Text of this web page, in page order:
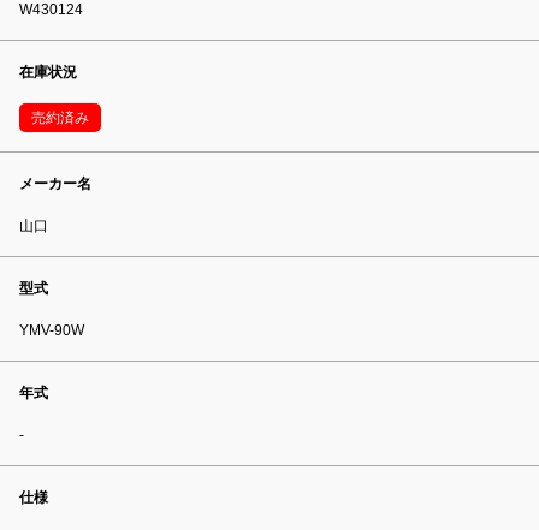
W430124
在庫状況
売約済み
メーカー名
山口
型式
YMV-90W
年式
-
仕様